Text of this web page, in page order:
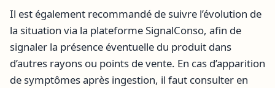
Il est également recommandé de suivre l’évolution de
la situation via la plateforme SignalConso, afin de
signaler la présence éventuelle du produit dans
d’autres rayons ou points de vente. En cas d’apparition
de symptômes après ingestion, il faut consulter en